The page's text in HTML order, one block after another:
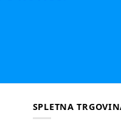
SPLETNA